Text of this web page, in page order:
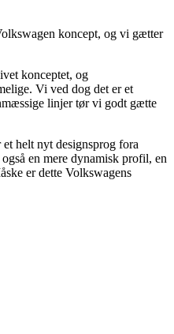
koncept, og vi gætter
konceptet, og
Vi ved dog det er et
linjer tør vi godt gætte
helt nyt designsprog fora
en mere dynamisk profil, en
er dette Volkswagens